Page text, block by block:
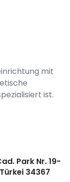
mit
ist.
Park Nr. 19-
34367